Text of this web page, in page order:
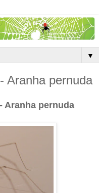
▼
Aranha pernuda
Aranha pernuda